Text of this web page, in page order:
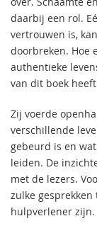
daarbij een rol.
vertrouwen is,
doorbreken. Hoe
authentieke
van dit boek
Zij voerde
verschillende
gebeurd is en
leiden. De
met de lezers.
zulke
hulpverlener zijn.